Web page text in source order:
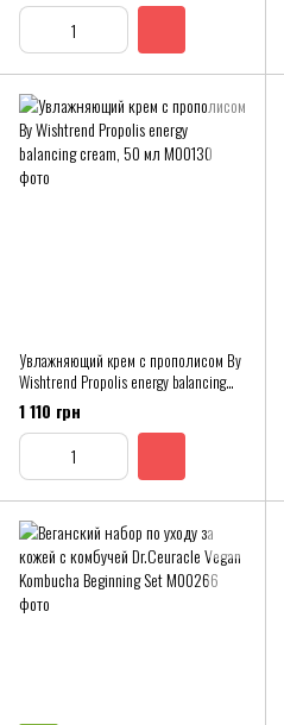
Увлажняющий крем с прополисом By
Wishtrend Propolis energy balancing
cream, 50 мл
1 110 грн